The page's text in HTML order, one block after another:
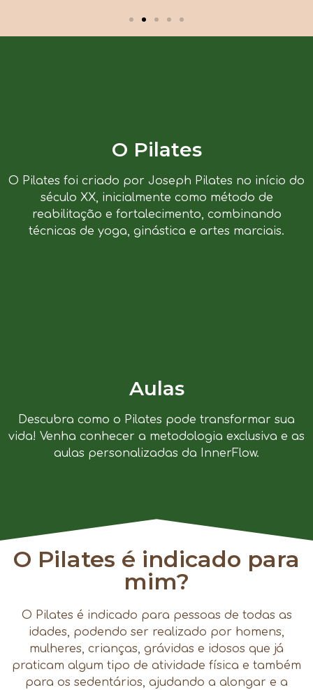
O Pilates
O Pilates foi criado por Joseph Pilates no início do
século XX, inicialmente como método de
reabilitação e fortalecimento, combinando
técnicas de yoga, ginástica e artes marciais.
Aulas
Descubra como o Pilates pode transformar sua
vida! Venha conhecer a metodologia exclusiva e as
aulas personalizadas da InnerFlow.
O Pilates é indicado para
mim?
O Pilates é indicado para pessoas de todas as
idades, podendo ser realizado por homens,
mulheres, crianças, grávidas e idosos que já
praticam algum tipo de atividade física e também
para os sedentários, ajudando a alongar e a